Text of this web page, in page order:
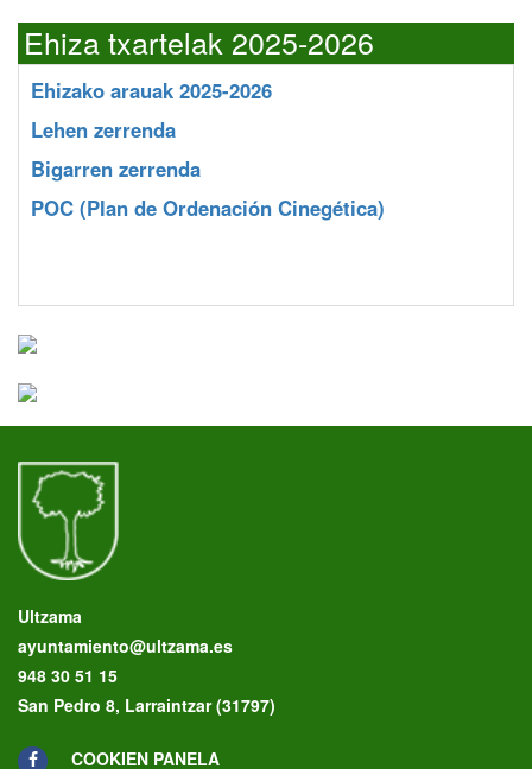
Ehiza txartelak 2025-2026
Ehizako arauak 2025-2026
Lehen zerrenda
Bigarren zerrenda
POC (Plan de Ordenación Cinegética)
Ultzama
ayuntamiento@ultzama.es
948 30 51 15
San Pedro 8, Larraintzar (31797)
COOKIEN PANELA